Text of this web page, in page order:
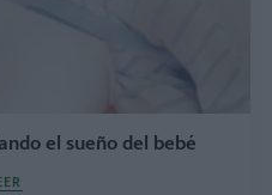
el sueño del bebé